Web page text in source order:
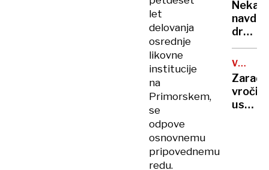
let
delovanja
osrednje
likovne
institucije
na
Primorskem,
se
odpove
osnovnemu
pripovednemu
redu.
rekord
orožje
za
drugi
nove
viruse
VAL
Zaradi